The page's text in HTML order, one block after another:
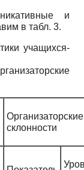
и
в табл. 3.
учащихся-
Организаторские
склонности